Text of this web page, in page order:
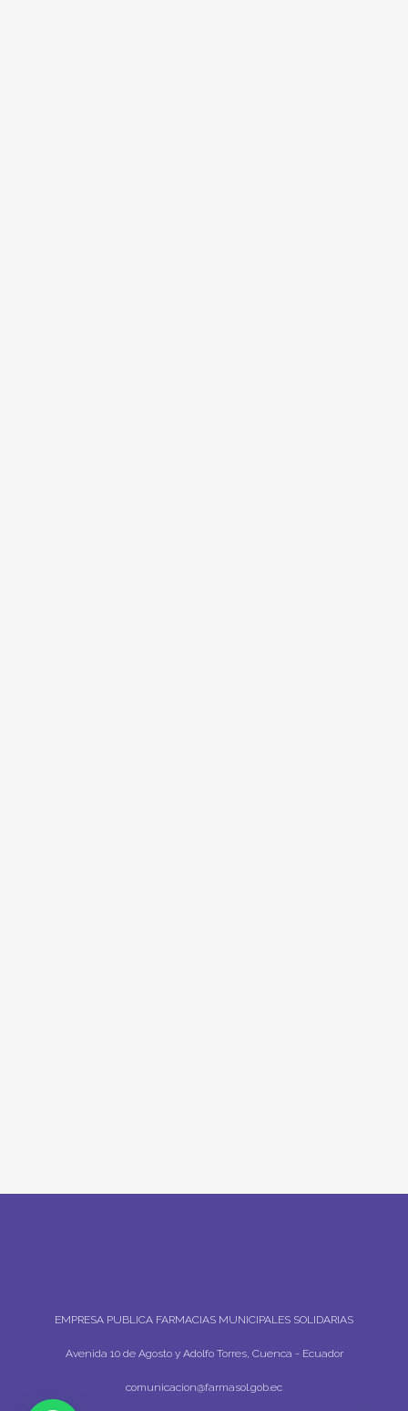
EMPRESA PUBLICA FARMACIAS MUNICIPALES SOLIDARIAS
Avenida 10 de Agosto y Adolfo Torres, Cuenca - Ecuador
comunicacion@farmasol.gob.ec